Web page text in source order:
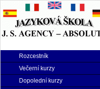
Rozcestník
Večerní kurzy
Dopolední kurzy